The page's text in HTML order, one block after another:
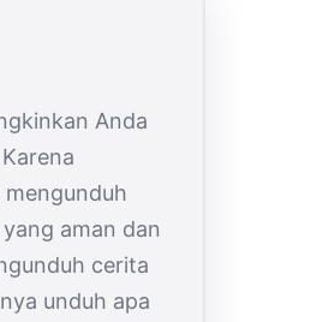
Anda
aman dan
cerita
unduh apa